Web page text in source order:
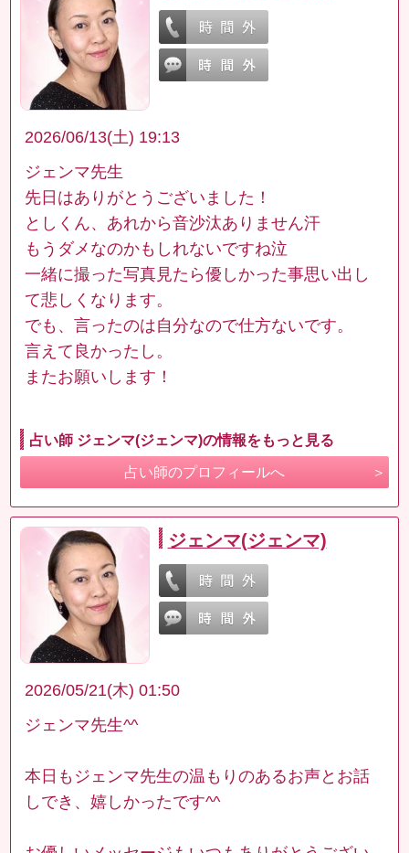
2026/06/13(土) 19:13
ジェンマ先生
先日はありがとうございました！
としくん、あれから音沙汰ありません汗
もうダメなのかもしれないですね泣
一緒に撮った写真見たら優しかった事思い出し
て悲しくなります。
でも、言ったのは自分なので仕方ないです。
言えて良かったし。
またお願いします！
占い師 ジェンマ(ジェンマ)の情報をもっと見る
占い師のプロフィールへ
ジェンマ(ジェンマ)
2026/05/21(木) 01:50
ジェンマ先生^^
本日もジェンマ先生の温もりのあるお声とお話
しでき、嬉しかったです^^